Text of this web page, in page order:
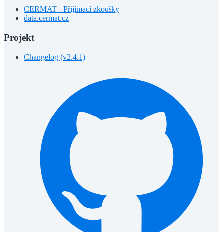
CERMAT - Přijímací zkoušky
data.cermat.cz
Projekt
Changelog (v2.4.1)